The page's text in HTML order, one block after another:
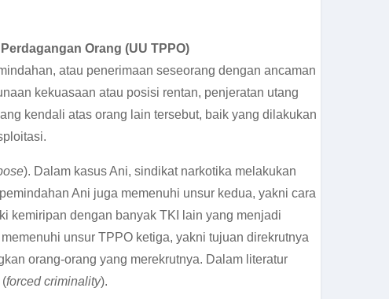
Orang (UU TPPO)
atau penerimaan seseorang dengan ancaman
kekuasaan atau posisi rentan, penjeratan utang
kendali atas orang lain tersebut, baik yang dilakukan
). Dalam kasus Ani, sindikat narkotika melakukan
Ani juga memenuhi unsur kedua, yakni cara
kemiripan dengan banyak TKI lain yang menjadi
unsur TPPO ketiga, yakni tujuan direkrutnya
orang-orang yang merekrutnya. Dalam literatur
(forced criminality).